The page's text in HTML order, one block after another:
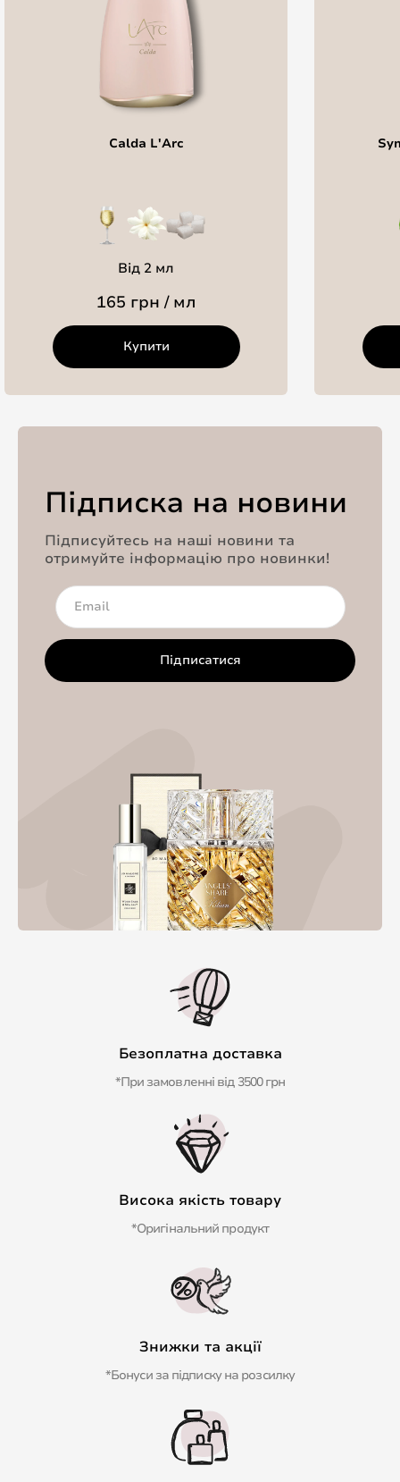
Calda L'Arc
Від 2 мл
165 грн / мл
Купити
Підписка на новини
Підписуйтесь на наші новини та
отримуйте інформацію про новинки!
Підписатися
Безоплатна доставка
*При замовленні від 3500 грн
Висока якість товару
*Оригінальний продукт
Знижки та акції
*Бонуси за підписку на розсилку